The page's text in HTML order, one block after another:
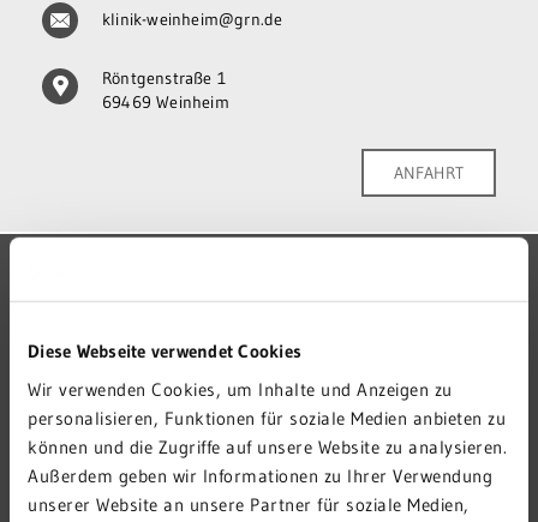
Diese Webseite verwendet Cookies
Wir verwenden Cookies, um Inhalte und Anzeigen zu
personalisieren, Funktionen für soziale Medien anbieten zu
können und die Zugriffe auf unsere Website zu analysieren.
Außerdem geben wir Informationen zu Ihrer Verwendung
unserer Website an unsere Partner für soziale Medien,
klinik-weinheim@grn.de
Röntgenstraße 1
69469 Weinheim
ANFAHRT
VERANSTALTUNGEN
KARRIERE
PRESSE
KONTAKT